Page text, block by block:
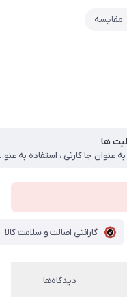
مقایسه
ها
استفاده به عنوان جا
گارانتی اصالت و سلامت کالا
دیدگاه‌ها